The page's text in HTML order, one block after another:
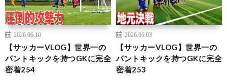
2026.06.10
【サッカーVLOG】世界一の
パントキックを持つGKに完全
密着254
2026.06.03
【サッカーVLOG】世界一の
パントキックを持つGKに完全
密着253